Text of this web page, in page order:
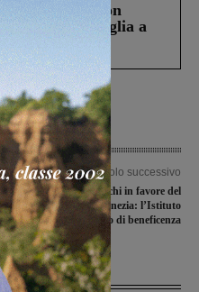
di Castiglion
ucciso la figlia a
Articolo successivo
Mobilitazione al Mochi in favore del
Conservatorio di Venezia: l’Istituto
organizza un concerto di beneficenza